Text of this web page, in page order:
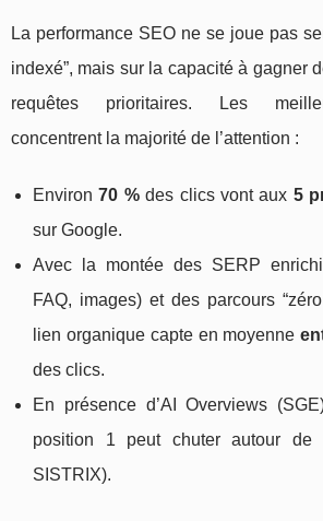
La performance SEO ne se joue pas
indexé”, mais sur la capacité à gagner
requêtes prioritaires. Les
concentrent la majorité de l’attention :
Environ70 %des clics vont aux 5
sur Google.
Avec la montée des SERP
FAQ, images) et des parcours
lien organique capte en moyenne
des clics.
En présence d’AI Overviews
position 1 peut chuter autour de
SISTRIX).